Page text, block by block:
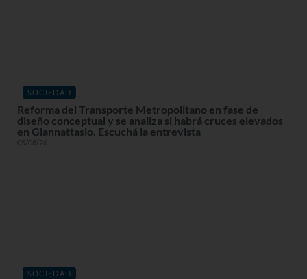
SOCIEDAD
Reforma del Transporte Metropolitano en fase de
diseño conceptual y se analiza si habrá cruces elevados
en Giannattasio. Escuchá la entrevista
05/08/26
SOCIEDAD